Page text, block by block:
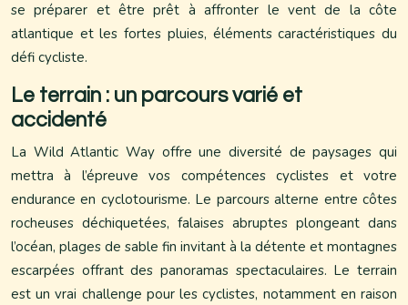
se préparer et être prêt à affronter le vent de la côte
atlantique et les fortes pluies, éléments caractéristiques du
défi cycliste.
Le terrain : un parcours varié et
accidenté
La Wild Atlantic Way offre une diversité de paysages qui
mettra à l’épreuve vos compétences cyclistes et votre
endurance en cyclotourisme. Le parcours alterne entre côtes
rocheuses déchiquetées, falaises abruptes plongeant dans
l’océan, plages de sable fin invitant à la détente et montagnes
escarpées offrant des panoramas spectaculaires. Le terrain
est un vrai challenge pour les cyclistes, notamment en raison